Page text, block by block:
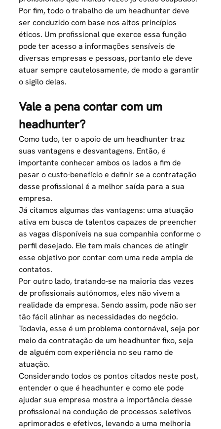
Por fim, todo o trabalho de um headhunter deve
ser conduzido com base nos altos princípios
éticos. Um profissional que exerce essa função
pode ter acesso a informações sensíveis de
diversas empresas e pessoas, portanto ele deve
atuar sempre cautelosamente, de modo a garantir
o sigilo delas.
Vale a pena contar com um
headhunter?
Como tudo, ter o apoio de um headhunter traz
suas vantagens e desvantagens. Então, é
importante conhecer ambos os lados a fim de
pesar o custo-benefício e definir se a contratação
desse profissional é a melhor saída para a sua
empresa.
Já citamos algumas das vantagens: uma atuação
ativa em busca detalentos capazes de preencher
as vagas disponíveis na sua companhia conforme o
perfil desejado. Ele tem mais chances de atingir
esse objetivo por contar com uma rede ampla de
contatos.
Por outro lado, tratando-se na maioria das vezes
de profissionais autônomos, eles não vivem a
realidade da empresa. Sendo assim, pode não ser
tão fácil alinhar as necessidades do negócio.
Todavia, esse é um problema contornável, seja por
meio da contratação de um headhunter fixo, seja
de alguém com experiência no seu ramo de
atuação.
Considerando todos os pontos citados neste post,
entender o que é headhunter e como ele pode
ajudar sua empresa mostra a importância desse
profissional na condução de processos seletivos
aprimorados e efetivos, levando a uma melhoria